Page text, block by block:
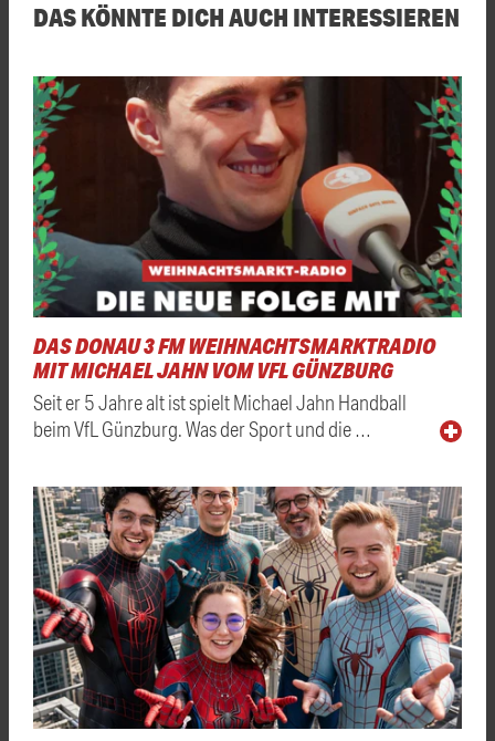
DAS KÖNNTE DICH AUCH INTERESSIEREN
DAS DONAU 3 FM WEIHNACHTSMARKTRADIO
MIT MICHAEL JAHN VOM VFL GÜNZBURG
Seit er 5 Jahre alt ist spielt Michael Jahn Handball
beim VfL Günzburg. Was der Sport und die …